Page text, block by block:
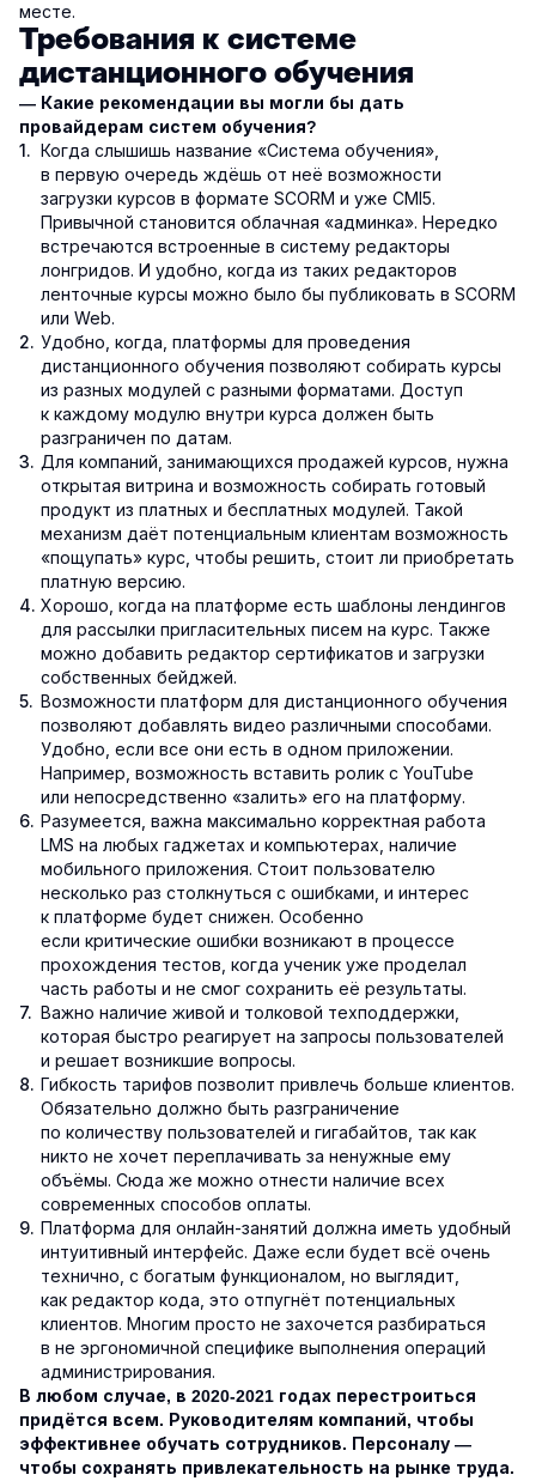
месте.
Требования к системе
дистанционного обучения
— Какие рекомендации вы могли бы дать
провайдерам систем обучения?
Когда слышишь название «Система обучения»,
в первую очередь ждёшь от неё возможности
загрузки курсов в формате SCORM и уже CMI5.
Привычной становится облачная «админка». Нередко
встречаются встроенные в систему редакторы
лонгридов. И удобно, когда из таких редакторов
ленточные курсы можно было бы публиковать в SCORM
или Web.
Удобно, когда, платформы для проведения
дистанционного обучения позволяют собирать курсы
из разных модулей с разными форматами. Доступ
к каждому модулю внутри курса должен быть
разграничен по датам.
Для компаний, занимающихся продажей курсов, нужна
открытая витрина и возможность собирать готовый
продукт из платных и бесплатных модулей. Такой
механизм даёт потенциальным клиентам возможность
«пощупать» курс, чтобы решить, стоит ли приобретать
платную версию.
Хорошо, когда на платформе есть шаблоны лендингов
для рассылки пригласительных писем на курс. Также
можно добавить редактор сертификатов и загрузки
собственных бейджей.
Возможности платформ для дистанционного обучения
позволяют добавлять видео различными способами.
Удобно, если все они есть в одном приложении.
Например, возможность вставить ролик с YouTube
или непосредственно «залить» его на платформу.
Разумеется, важна максимально корректная работа
LMS на любых гаджетах и компьютерах, наличие
мобильного приложения. Стоит пользователю
несколько раз столкнуться с ошибками, и интерес
к платформе будет снижен. Особенно
если критические ошибки возникают в процессе
прохождения тестов, когда ученик уже проделал
часть работы и не смог сохранить её результаты.
Важно наличие живой и толковой техподдержки,
которая быстро реагирует на запросы пользователей
и решает возникшие вопросы.
Гибкость тарифов позволит привлечь больше клиентов.
Обязательно должно быть разграничение
по количеству пользователей и гигабайтов, так как
никто не хочет переплачивать за ненужные ему
объёмы. Сюда же можно отнести наличие всех
современных способов оплаты.
Платформа для онлайн-занятий должна иметь удобный
интуитивный интерфейс. Даже если будет всё очень
технично, с богатым функционалом, но выглядит,
как редактор кода, это отпугнёт потенциальных
клиентов. Многим просто не захочется разбираться
в не эргономичной специфике выполнения операций
администрирования.
В любом случае, в 2020-2021 годах перестроиться
придётся всем. Руководителям компаний, чтобы
эффективнее обучать сотрудников. Персоналу —
чтобы сохранять привлекательность на рынке труда.